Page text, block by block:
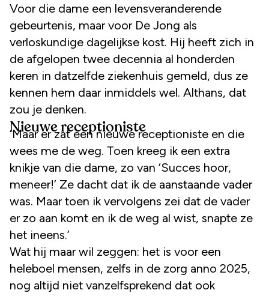
Voor die dame een levensveranderende
gebeurtenis, maar voor De Jong als
verloskundige dagelijkse kost. Hij heeft zich in
de afgelopen twee decennia al honderden
keren in datzelfde ziekenhuis gemeld, dus ze
kennen hem daar inmiddels wel. Althans, dat
zou je denken.
Nieuwe receptioniste
‘Maar er zat een nieuwe receptioniste en die
wees me de weg. Toen kreeg ik een extra
knikje van die dame, zo van ‘Succes hoor,
meneer!’ Ze dacht dat ik de aanstaande vader
was. Maar toen ik vervolgens zei dat de vader
er zo aan komt en ik de weg al wist, snapte ze
het ineens.’
Wat hij maar wil zeggen: het is voor een
heleboel mensen, zelfs in de zorg anno 2025,
nog altijd niet vanzelfsprekend dat ook